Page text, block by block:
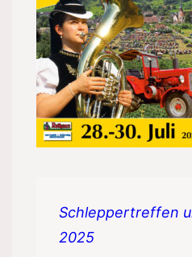
Schleppertreffen
2025